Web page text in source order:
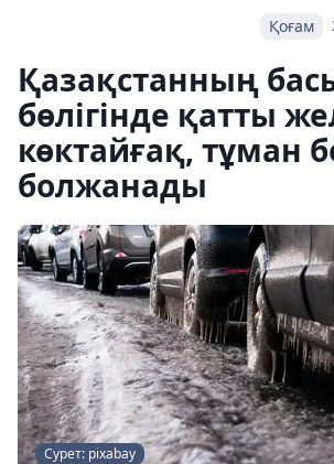
Қоғам
Қазақстанның
бөлігінде қатты
көктайғақ, тұман
болжанады
Сурет: pixabay